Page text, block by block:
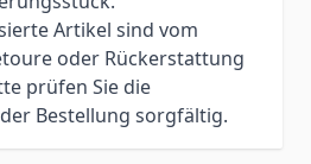
Artikel sind vom
oder Rückerstattung
prüfen Sie die
Bestellung sorgfältig.